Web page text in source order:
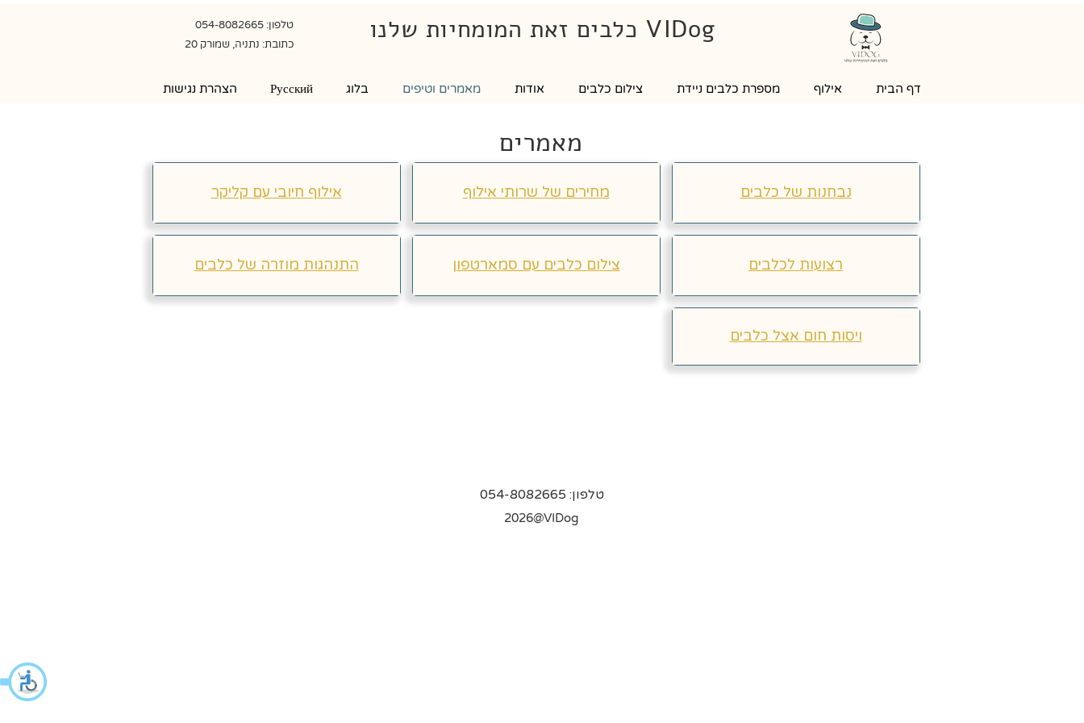
טלפון: 054-8082665
כתובת: נתניה, שמורק 20
VIDog כלבים זאת המומחיות שלנו
דף הבית אילוף מספרת כלבים ניידת צילום כלבים אודות מאמרים וטיפים בלוג Русский הצהרת נגישות
מאמרים
נבחנות של כלבים
רצועות לכלבים
ויסות חום אצל כלבים
מחירים של שרותי אילוף
צילום כלבים עם סמארטפון
אילוף חיובי עם קליקר
התנהגות מוזרה של כלבים
טלפון: 054-8082665
2026@VIDog